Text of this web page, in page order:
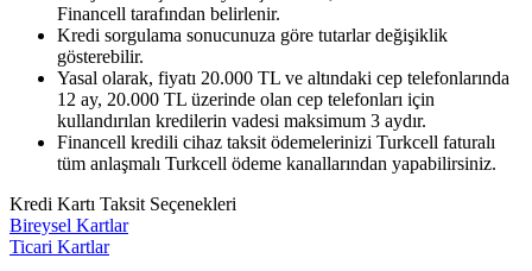
Financell tarafından belirlenir.
Kredi sorgulama sonucunuza göre tutarlar değişiklik
gösterebilir.
Yasal olarak, fiyatı 20.000 TL ve altındaki cep telefonlarında
12 ay, 20.000 TL üzerinde olan cep telefonları için
kullandırılan kredilerin vadesi maksimum 3 aydır.
Financell kredili cihaz taksit ödemelerinizi Turkcell faturalı
tüm anlaşmalı Turkcell ödeme kanallarından yapabilirsiniz.
Kredi Kartı Taksit Seçenekleri
Bireysel Kartlar
Ticari Kartlar